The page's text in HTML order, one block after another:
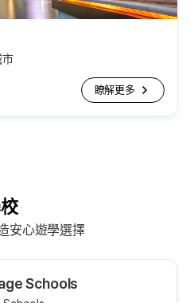
市
瞭解更多
安心遊學選擇
Schools